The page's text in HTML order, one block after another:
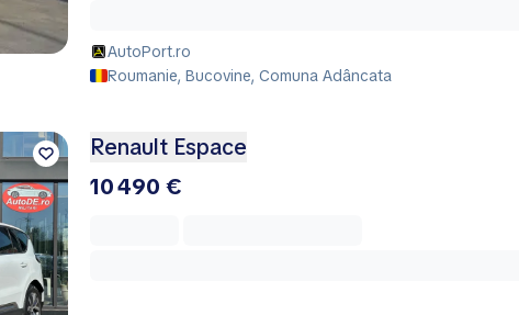
AutoPort.ro
Roumanie, Bucovine, Comuna Adâncata
Renault Espace
10 490 €